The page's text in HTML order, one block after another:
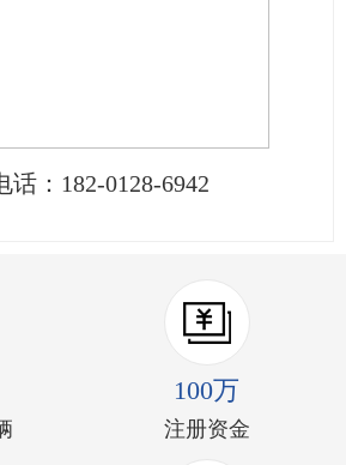
话： 182-0128-6942
100万
注册资金